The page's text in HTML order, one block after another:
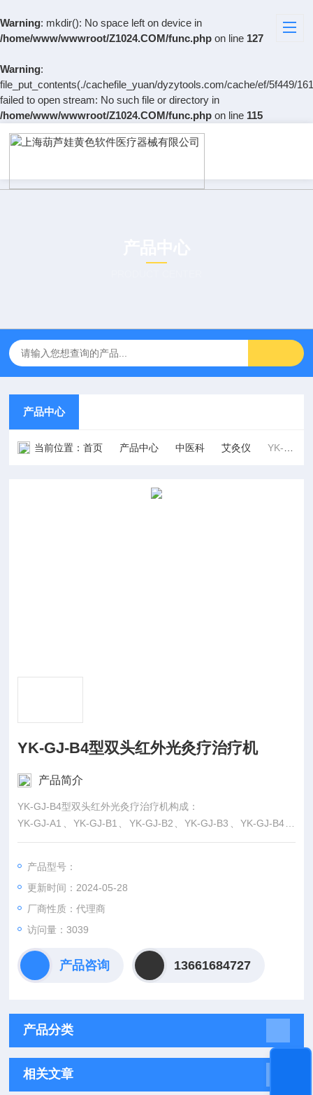
Warning: mkdir(): No space left on device in
/home/www/wwwroot/Z1024.COM/func.php on line 127
Warning:
file_put_contents(./cachefile_yuan/dyzytools.com/cache/ef/5f449/
failed to open stream: No such file or directory in
/home/www/wwwroot/Z1024.COM/func.php on line 115
产品中心
当前位置：首页 产品中心 中医科 艾灸仪 YK-GJ-B4型双头红外光灸疗治疗机
YK-GJ-B4型双头红外光灸疗治疗机
产品简介
YK-GJ-B4型双头红外光灸疗治疗机构成：
YK-GJ-A1、YK-GJ-B1、YK-GJ-B2、YK-GJ-B3、YK-GJ-B4由
主机、支架、治疗头组成；YK-GJ-C1 由床架、床板、灸疗装
由床架（含主机、支架、治疗头）、砭石隔热床板、灸疗装置、
红外光治疗装置组成。
产品型号：
更新时间：2024-05-28
厂商性质：代理商
访问量：3039
产品咨询 13661684727
产品分类
相关文章